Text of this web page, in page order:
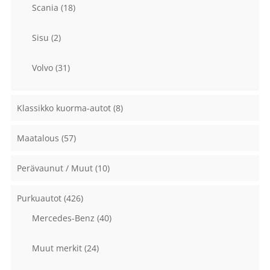
Scania (18)
Sisu (2)
Volvo (31)
Klassikko kuorma-autot (8)
Maatalous (57)
Perävaunut / Muut (10)
Purkuautot (426)
Mercedes-Benz (40)
Muut merkit (24)